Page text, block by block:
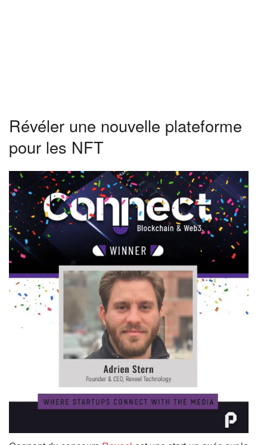
Révéler une nouvelle plateforme
pour les NFT